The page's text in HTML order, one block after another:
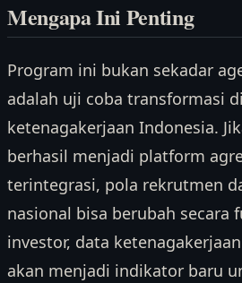
Mengapa Ini Penting
Program ini bukan sekadar
adalah uji coba transformasi
ketenagakerjaan Indonesia.
berhasil menjadi platform
terintegrasi, pola rekrutmen
nasional bisa berubah secara
investor, data
akan menjadi indikator baru